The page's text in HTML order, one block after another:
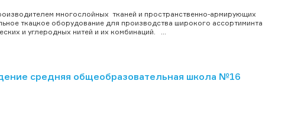
многослойных тканей и пространственно-армирующих
ткацкое оборудование для производства широкого ассортиминта
и углеродных нитей и их комбинаций. ...
средняя общеобразовательная школа №16